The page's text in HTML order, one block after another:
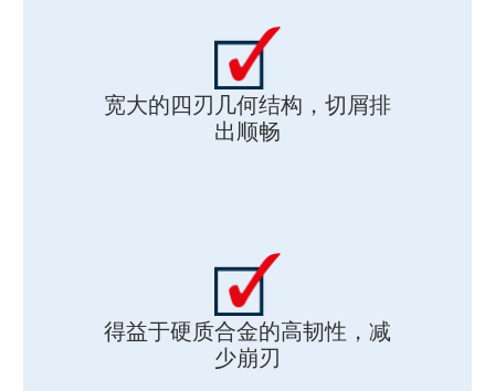
宽大的四刃几何结构，切屑排
出顺畅
得益于硬质合金的高韧性，减
少崩刃